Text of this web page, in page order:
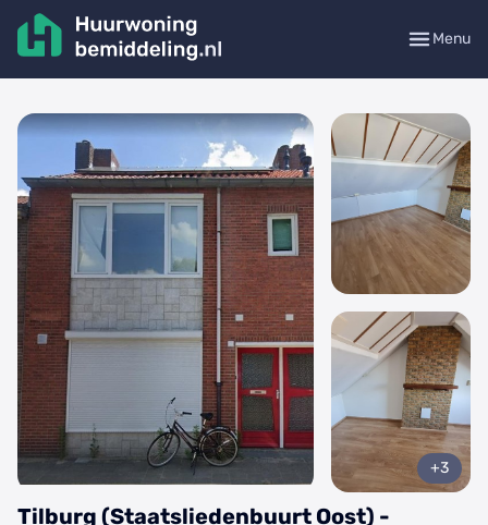
Menu
Tilburg (Staatsliedenbuurt Oost) -
+3